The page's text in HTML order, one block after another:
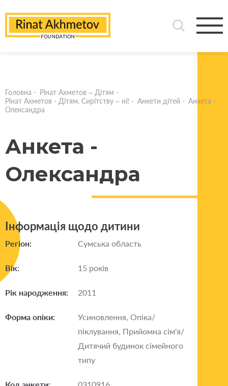
Головна - Рінат Ахметов – Дітям -
Рінат Ахметов - Дітям. Сирітству – ні! - Анкети дітей - Анкета -
Олександра
Анкета -
Олександра
Інформація щодо дитини
Регіон: Сумська область
Вік: 15 років
Рік народження: 2011
Форма опіки:
Усиновлення, Опіка/
піклування, Прийомна сім'я/
Дитячий будинок сімейного
типу